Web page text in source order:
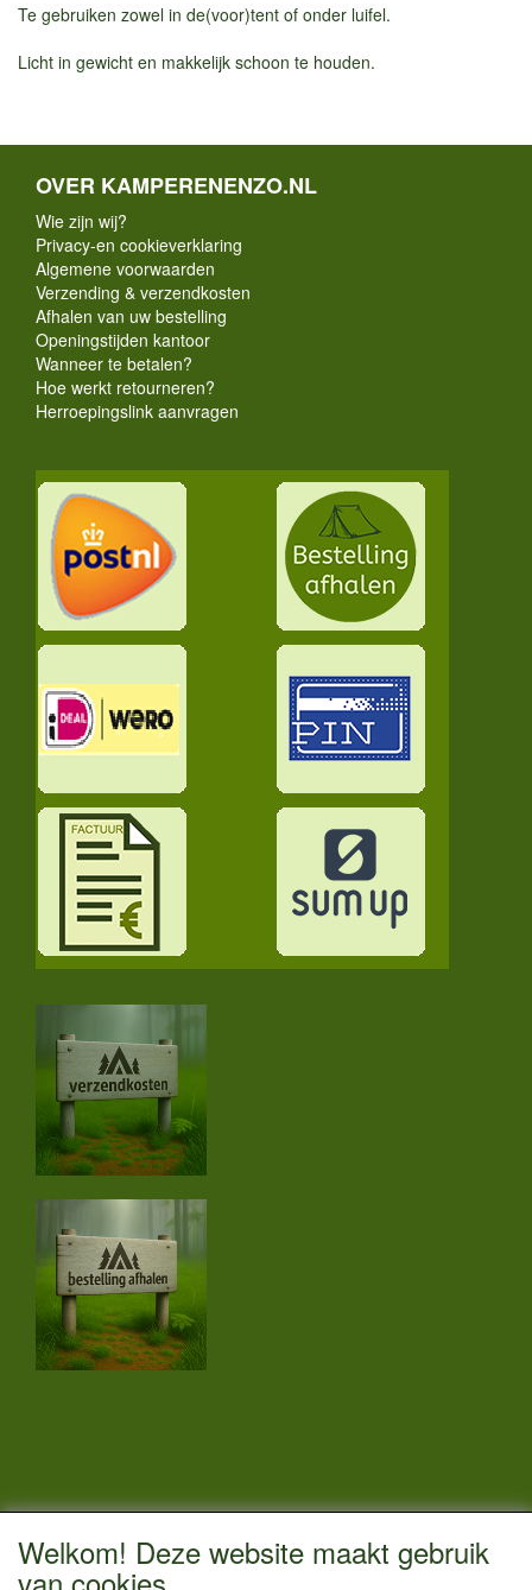
Te gebruiken zowel in de(voor)tent of onder luifel.
Licht in gewicht en makkelijk schoon te houden.
OVER KAMPERENENZO.NL
Wie zijn wij?
Privacy-en cookieverklaring
Algemene voorwaarden
Verzending & verzendkosten
Afhalen van uw bestelling
Openingstijden kantoor
Wanneer te betalen?
Hoe werkt retourneren?
Herroepingslink aanvragen
CONTACTGEGEVENS
Vestigingsadres:
Welkom! Deze website maakt gebruik